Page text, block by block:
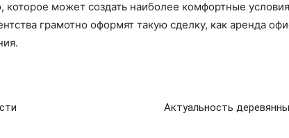
которое может создать наиболее комфортные
грамотно оформят такую сделку, как аренда
Актуальность